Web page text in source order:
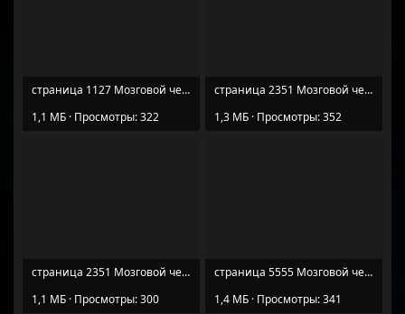
страница 1127 Мозговой червь любителя загадок (3).jpg
1,1 МБ · Просмотры: 322
страница 2351 Мозговой червь любителя загадок (1).jpg
1,3 МБ · Просмотры: 352
страница 2351 Мозговой червь любителя загадок (2).jpg
1,1 МБ · Просмотры: 300
страница 5555 Мозговой червь любителя загадок (1).jpg
1,4 МБ · Просмотры: 341